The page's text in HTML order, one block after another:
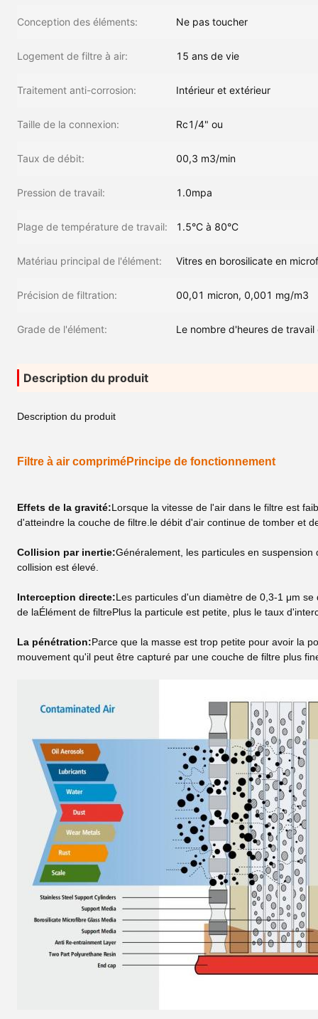
Conception des éléments: Ne pas toucher
Logement de filtre à air: 15 ans de vie
Traitement anti-corrosion: Intérieur et extérieur
Taille de la connexion: Rc1/4" ou
Taux de débit: 00,3 m3/min
Pression de travail: 1.0mpa
Plage de température de travail: 1.5°C à 80°C
Matériau principal de l'élément: Vitres en borosilicate en
Précision de filtration: 00,01 micron, 0,001 mg/m3
Grade de l'élément: Le nombre d'heures de
Description du produit
Description du produit
Filtre à air compriméPrincipe de fonctionnement
Effets de la gravité:Lorsque la vitesse de l'air dans le filtre est
d'atteindre la couche de filtre.le débit d'air continue de tomber et
Collision par inertie:Généralement, les particules en
collision est élevé.
Interception directe:Les particules d'un diamètre de 0,3-1 μm
de laÉlément de filtrePlus la particule est petite, plus le taux
La pénétration:Parce que la masse est trop petite pour avoir la
mouvement qu'il peut être capturé par une couche de filtre plus